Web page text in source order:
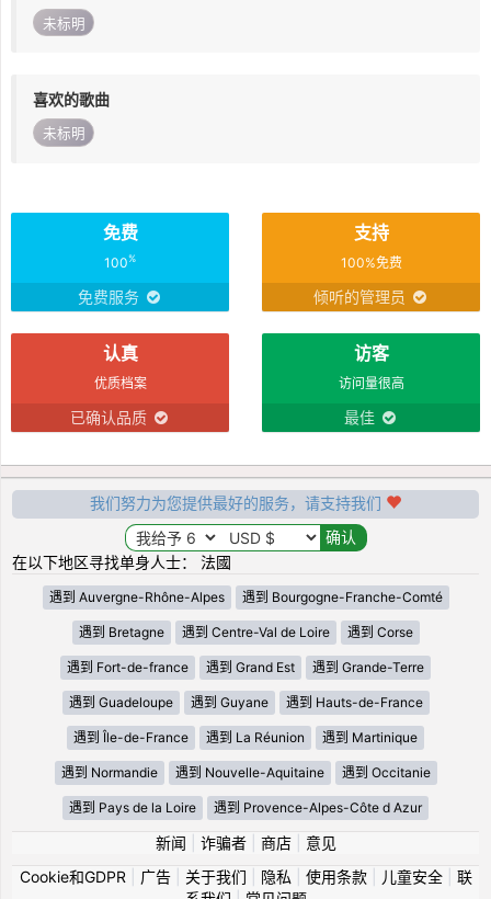
未标明
喜欢的歌曲
未标明
免费
100%
免费服务
支持
100%免费
倾听的管理员
认真
优质档案
已确认品质
访客
访问量很高
最佳
我们努力为您提供最好的服务，请支持我们
在以下地区寻找单身人士： 法國
遇到 Auvergne-Rhône-Alpes 遇到 Bourgogne-Franche-Comté
遇到 Bretagne 遇到 Centre-Val de Loire 遇到 Corse
遇到 Fort-de-france 遇到 Grand Est 遇到 Grande-Terre
遇到 Guadeloupe 遇到 Guyane 遇到 Hauts-de-France
遇到 Île-de-France 遇到 La Réunion 遇到 Martinique
遇到 Normandie 遇到 Nouvelle-Aquitaine 遇到 Occitanie
遇到 Pays de la Loire 遇到 Provence-Alpes-Côte d Azur
新闻 诈骗者| 商店| 意见
Cookie和GDPR
广告| 关于我们 隐私 使用条款| 儿童安全| 联